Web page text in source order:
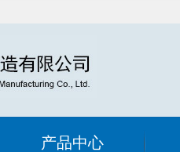
产品中心